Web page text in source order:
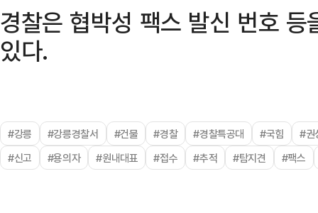
경찰은 협박성 팩스 발신 번호
있다.
#강릉 #강릉경찰서 #건물 #경찰 #경찰특공대 #국힘
#권
#신고
#용의자 #원내대표 #접수 #추적 #탐지견 #팩스